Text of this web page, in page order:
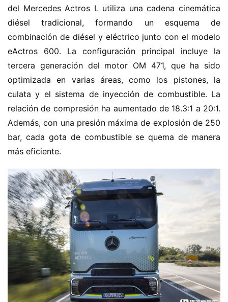
del Mercedes Actros L utiliza una cadena cinemática
diésel tradicional, formando un esquema de
combinación de diésel y eléctrico junto con el modelo
eActros 600. La configuración principal incluye la
tercera generación del motor OM 471, que ha sido
optimizada en varias áreas, como los pistones, la
culata y el sistema de inyección de combustible. La
relación de compresión ha aumentado de 18.3:1 a 20:1.
Además, con una presión máxima de explosión de 250
bar, cada gota de combustible se quema de manera
más eficiente.